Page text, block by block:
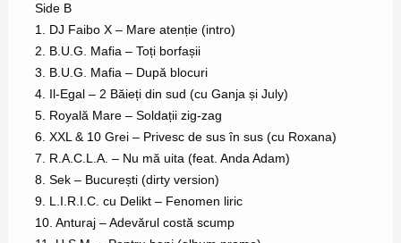
Side B
1. DJ Faibo X – Mare atenție (intro)
2. B.U.G. Mafia – Toți borfașii
3. B.U.G. Mafia – După blocuri
4. Il-Egal – 2 Băieți din sud (cu Ganja și July)
5. Royală Mare – Soldații zig-zag
6. XXL & 10 Grei – Privesc de sus în sus (cu Roxana)
7. R.A.C.L.A. – Nu mă uita (feat. Anda Adam)
8. Sek – București (dirty version)
9. L.I.R.I.C. cu Delikt – Fenomen liric
10. Anturaj – Adevărul costă scump